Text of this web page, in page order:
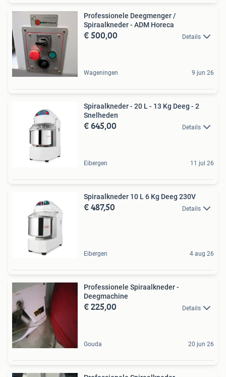
Professionele Deegmenger /
Spiraalkneder - ADM Horeca
€ 500,00 Details
Wageningen 9 jun 26
Spiraalkneder - 20 L - 13 Kg Deeg - 2
Snelheden
€ 645,00 Details
Eibergen 11 jul 26
Spiraalkneder 10 L 6 Kg Deeg 230V
€ 487,50 Details
Eibergen 4 aug 26
Professionele Spiraalkneder -
Deegmachine
€ 225,00 Details
Gouda 20 jun 26